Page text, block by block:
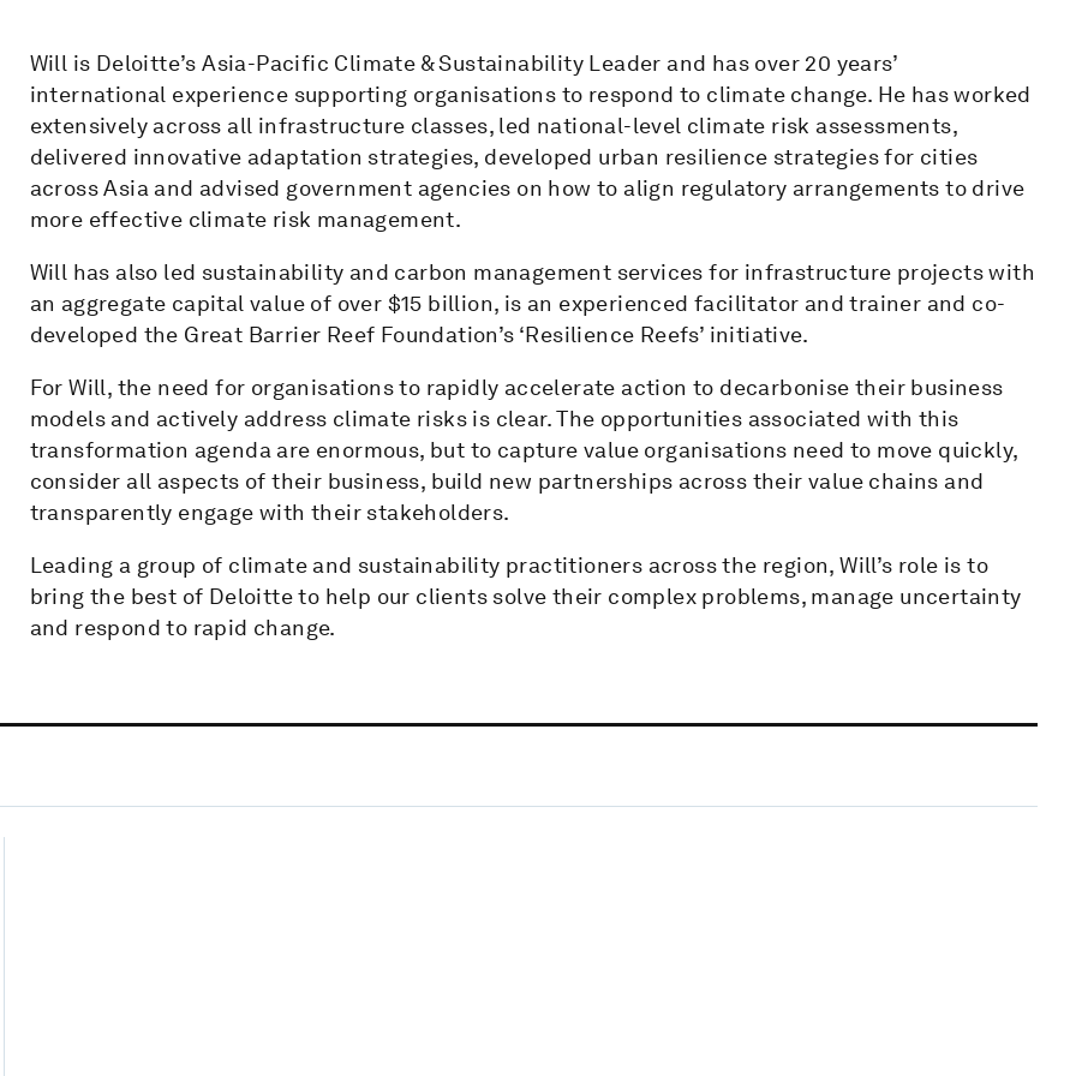
Will is Deloitte’s Asia-Pacific Climate & Sustainability Leader and has over 20 years’
international experience supporting organisations to respond to climate change. He has worked
extensively across all infrastructure classes, led national-level climate risk assessments,
delivered innovative adaptation strategies, developed urban resilience strategies for cities
across Asia and advised government agencies on how to align regulatory arrangements to drive
more effective climate risk management.
Will has also led sustainability and carbon management services for infrastructure projects with
an aggregate capital value of over $15 billion, is an experienced facilitator and trainer and co-
developed the Great Barrier Reef Foundation’s ‘Resilience Reefs’ initiative.
For Will, the need for organisations to rapidly accelerate action to decarbonise their business
models and actively address climate risks is clear. The opportunities associated with this
transformation agenda are enormous, but to capture value organisations need to move quickly,
consider all aspects of their business, build new partnerships across their value chains and
transparently engage with their stakeholders.
Leading a group of climate and sustainability practitioners across the region, Will’s role is to
bring the best of Deloitte to help our clients solve their complex problems, manage uncertainty
and respond to rapid change.